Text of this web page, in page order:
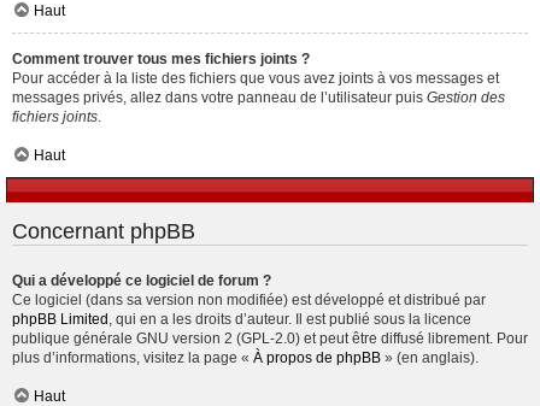
Haut
Comment trouver tous mes fichiers joints ?
Pour accéder à la liste des fichiers que vous avez joints à vos messages et
messages privés, allez dans votre panneau de l’utilisateur puis Gestion des
fichiers joints
Haut
Concernant phpBB
Qui a développé ce logiciel de forum ?
Ce logiciel (dans sa version non modifiée) est développé et distribué par
phpBB Limited , qui en a les droits d’auteur. Il est publié sous la licence
publique générale GNU version 2 (GPL-2.0) et peut être diffusé librement. Pour
plus d’informations, visitez la page « À propos de phpBB » (en anglais).
Haut